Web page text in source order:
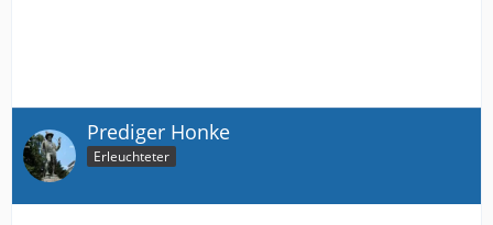
Prediger Honke
Erleuchteter